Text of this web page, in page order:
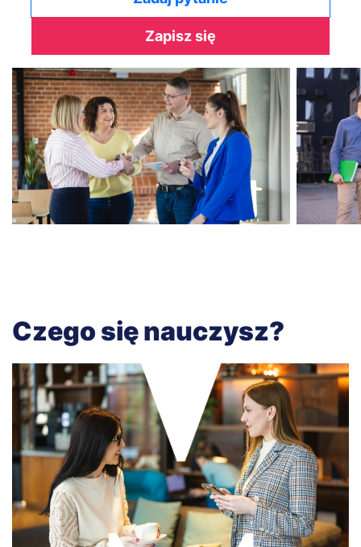
Zapisz się
Czego się nauczysz?